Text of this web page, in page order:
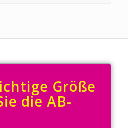
Größe
die AB-